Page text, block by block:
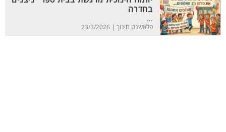
בחדרה
...
פלאשנט חינוך | 23/3/2026